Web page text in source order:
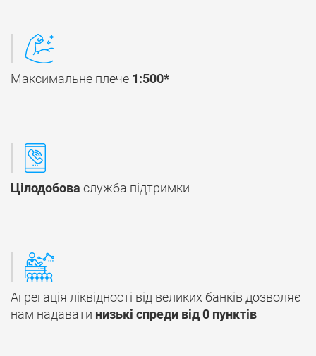
Максимальне плече 1:500*
Цілодобова служба підтримки
Агрегація ліквідності від великих банків дозволяє
нам надавати низькі спреди від 0 пунктів